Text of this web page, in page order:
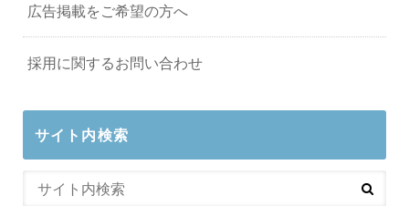
広告掲載をご希望の方へ
採用に関するお問い合わせ
サイト内検索